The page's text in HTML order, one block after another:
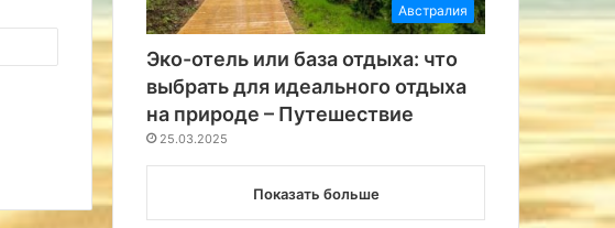
Австралия
Эко-отель или база отдыха: что
выбрать для идеального отдыха
на природе – Путешествие
25.03.2025
Показать больше